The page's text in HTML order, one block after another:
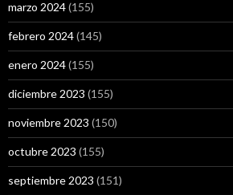
marzo 2024(155)
febrero 2024(145)
enero 2024(155)
diciembre 2023 (155)
noviembre 2023 (150)
octubre 2023 (155)
septiembre 2023 (151)